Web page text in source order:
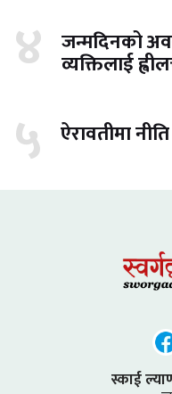
४ जन्मदिनको
व्यक्तिलाई
५ ऐरावतीमा
स्काई